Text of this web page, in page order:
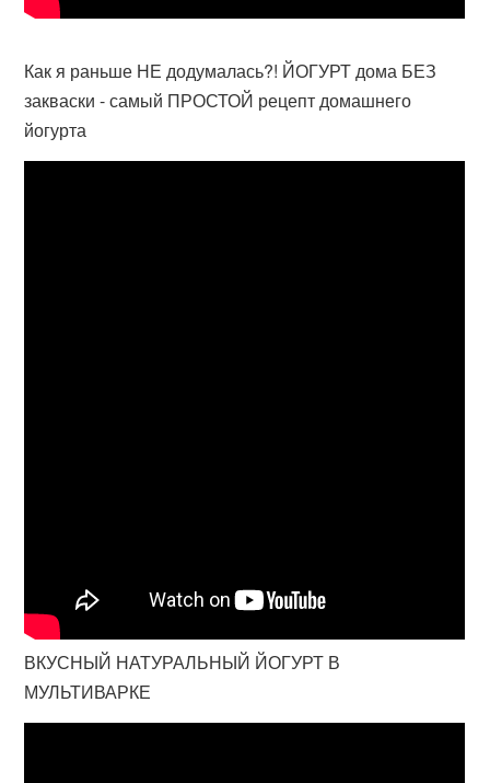
Как я раньше НЕ додумалась?! ЙОГУРТ дома БЕЗ
закваски - самый ПРОСТОЙ рецепт домашнего
йогурта
ВКУСНЫЙ НАТУРАЛЬНЫЙ ЙОГУРТ В
МУЛЬТИВАРКЕ